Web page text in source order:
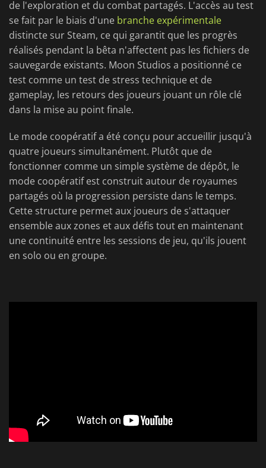
de l'exploration et du combat partagés. L'accès au test
se fait par le biais d'une branche expérimentale
distincte sur Steam, ce qui garantit que les progrès
réalisés pendant la bêta n'affectent pas les fichiers de
sauvegarde existants. Moon Studios a positionné ce
test comme un test de stress technique et de
gameplay, les retours des joueurs jouant un rôle clé
dans la mise au point finale.
Le mode coopératif a été conçu pour accueillir jusqu'à
quatre joueurs simultanément. Plutôt que de
fonctionner comme un simple système de dépôt, le
mode coopératif est construit autour de royaumes
partagés où la progression persiste dans le temps.
Cette structure permet aux joueurs de s'attaquer
ensemble aux zones et aux défis tout en maintenant
une continuité entre les sessions de jeu, qu'ils jouent
en solo ou en groupe.